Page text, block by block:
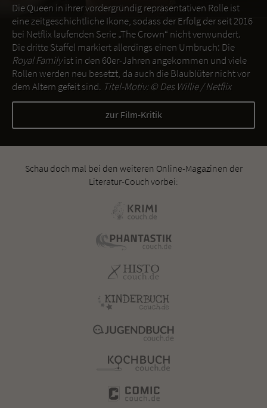
Die Queen in ihrer vordergründig repräsentativen Rolle ist
eine zeitgeschichtliche Ikone, sodass der Erfolg der seit 2016
bei Netflix laufenden Serie „The Crown“ nicht verwundert.
Die dritte Staffel markiert allerdings einen Umbruch: Die
Royal Familyist in den 60er-Jahren angekommen und viele
Rollen werden neu besetzt, da auch die Blaublüter nicht vor
dem Altern gefeit sind. Titel-Motiv: ©Des Willie / Netflix
zur Film-Kritik
Schau doch mal bei den weiteren Online-Magazinen der
Literatur-Couch vorbei: